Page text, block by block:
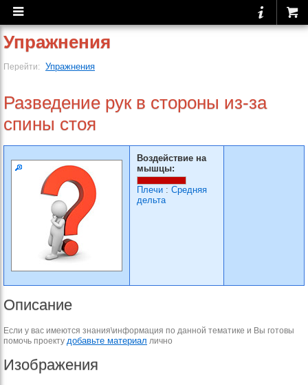
Упражнения
Перейти: Упражнения
Разведение рук в стороны из-за
спины стоя
Воздействие на
мышцы:
Плечи : Средняя
дельта
Описание
Если у вас имеются знания\информация по данной тематике и Вы готовы
помочь проекту добавьте материал лично
Изображения